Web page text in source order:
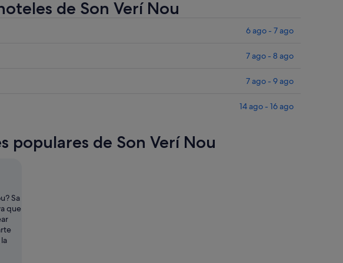
de Son Verí Nou
6 ago - 7 ago
7 ago - 8 ago
7 ago - 9 ago
14 ago - 16 ago
populares de Son Verí Nou
Sa
que